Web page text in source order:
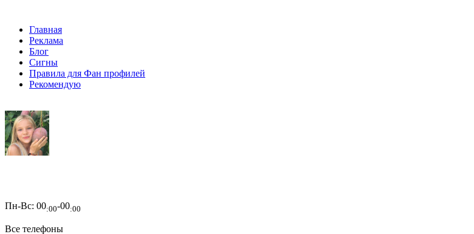
Главная
Реклама
Блог
Сигны
Правила для Фан профилей
Рекомендую
Пн-Вс: 00:00-00:00
Все телефоны